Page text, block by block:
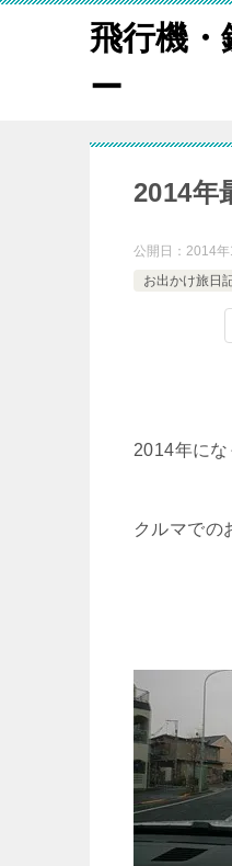
飛行機
ー
2014年
公開日： 2014年
お出かけ旅日
2014年にな
クルマでの